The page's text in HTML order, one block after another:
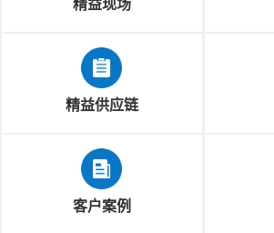
精益现场
精益供应链
客户案例